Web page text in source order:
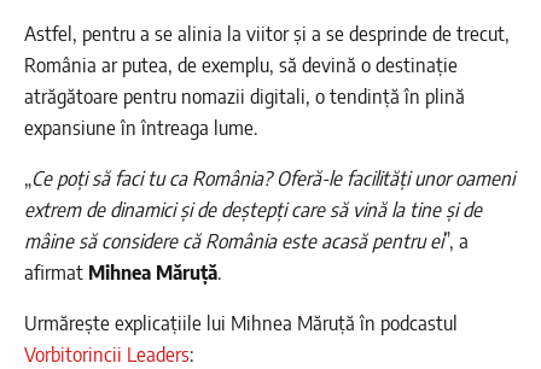
Astfel, pentru a se alinia la viitor și a se desprinde de trecut,
România ar putea, de exemplu, să devină o destinație
atrăgătoare pentru nomazii digitali, o tendință în plină
expansiune în întreaga lume.
„Ce poți să faci tu ca România? Oferă-le facilități unor oameni
extrem de dinamici și de deștepți care să vină la tine și de
mâine să considere că România este acasă pentru ei”, a
afirmat Mihnea Măruță.
Urmărește explicațiile lui Mihnea Măruță în podcastul
Vorbitorincii Leaders: